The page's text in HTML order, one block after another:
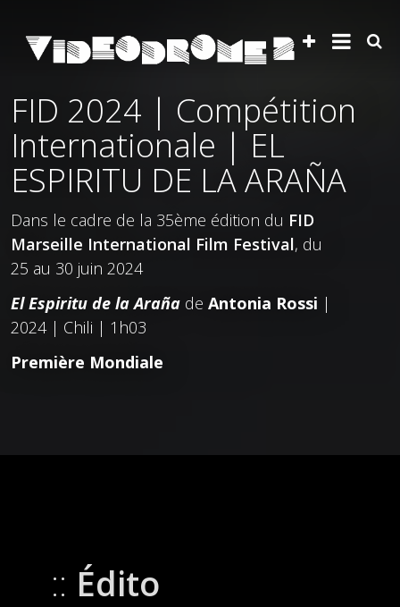
FID 2024 | Compétition
Internationale | EL
ESPIRITU DE LA ARAÑA
Dans le cadre de la 35ème édition du FID
Marseille International Film Festival, du
25 au 30 juin 2024
El Espiritu de la Araña de Antonia Rossi |
2024 | Chili | 1h03
Première Mondiale
Édito